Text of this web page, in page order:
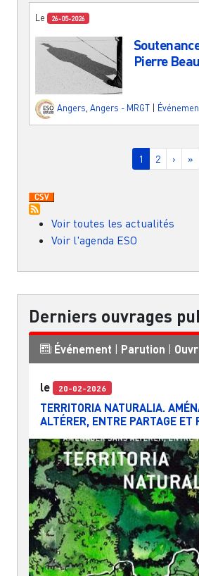
Le 26-05-2026
Pierre
Angers Angers - MRGT
Page courante
1 Page
2 Page
› »
Voir toutes les actualités
Voir l'agenda ESO
Derniers ouvrages
Événement | Parution |
le 20-02-2026
TERRITORIA NATURALIA.
ALTÉRER, ENTRE PARTAGE ET